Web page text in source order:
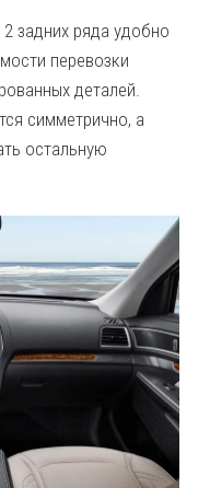
задних ряда удобно
перевозки
деталей.
симметрично, а
остальную